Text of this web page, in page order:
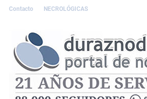
Contacto NECROLÓGICAS